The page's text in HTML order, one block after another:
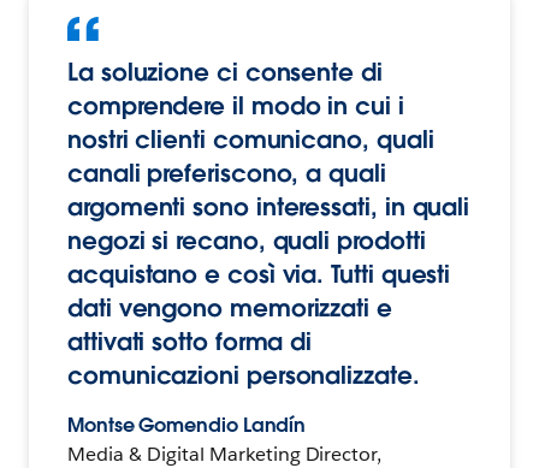
La soluzione ci consente di
comprendere il modo in cui i
nostri clienti comunicano, quali
canali preferiscono, a quali
argomenti sono interessati, in quali
negozi si recano, quali prodotti
acquistano e così via. Tutti questi
dati vengono memorizzati e
attivati sotto forma di
comunicazioni personalizzate.
Montse Gomendio Landín
Media & Digital Marketing Director,